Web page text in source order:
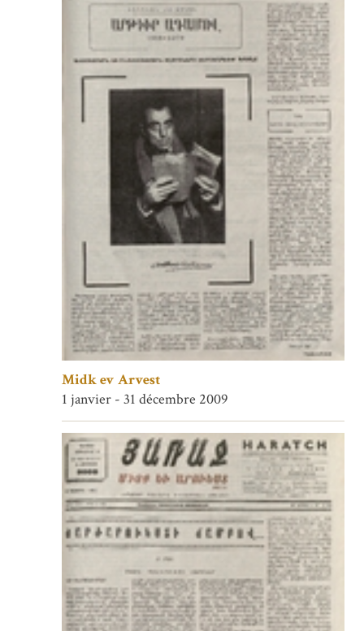
Midk ev Arvest
1 janvier - 31 décembre 2009